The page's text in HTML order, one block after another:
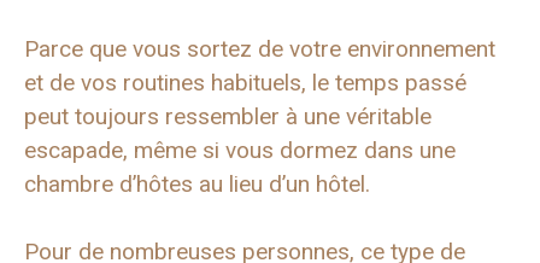
Parce que vous sortez de votre environnement
et de vos routines habituels, le temps passé
peut toujours ressembler à une véritable
escapade, même si vous dormez dans une
chambre d’hôtes au lieu d’un hôtel.
Pour de nombreuses personnes, ce type de